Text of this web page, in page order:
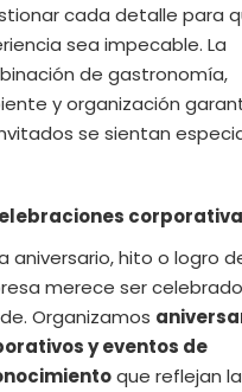
cada detalle para
sea impecable. La
de gastronomía,
y organización
se sientan
aniversario, hito o logro
merece ser
Organizamos
y eventos de
que reflejan la